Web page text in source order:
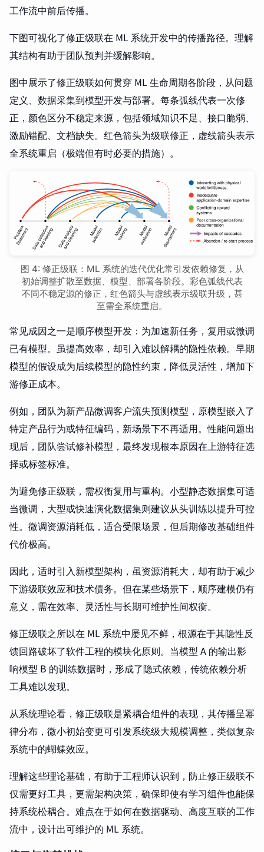
工作流中前后传播。
下图可视化了修正级联在 ML 系统开发中的传播路径。理解
其结构有助于团队预判并缓解影响。
图中展示了修正级联如何贯穿 ML 生命周期各阶段，从问题
定义、数据采集到模型开发与部署。每条弧线代表一次修
正，颜色区分不稳定来源，包括领域知识不足、接口脆弱、
激励错配、文档缺失。红色箭头为级联修正，虚线箭头表示
全系统重启（极端但有时必要的措施）。
图 4: 修正级联：ML 系统的迭代优化常引发依赖修复，从
初始调整扩散至数据、模型、部署各阶段。彩色弧线代表
不同不稳定源的修正，红色箭头与虚线表示级联升级，甚
至需全系统重启。
常见成因之一是顺序模型开发：为加速新任务，复用或微调
已有模型。虽提高效率，却引入难以解耦的隐性依赖。早期
模型的假设成为后续模型的隐性约束，降低灵活性，增加下
游修正成本。
例如，团队为新产品微调客户流失预测模型，原模型嵌入了
特定产品行为或特征编码，新场景下不再适用。性能问题出
现后，团队尝试修补模型，最终发现根本原因在上游特征选
择或标签标准。
为避免修正级联，需权衡复用与重构。小型静态数据集可适
当微调，大型或快速演化数据集则建议从头训练以提升可控
性。微调资源消耗低，适合受限场景，但后期修改基础组件
代价极高。
因此，适时引入新模型架构，虽资源消耗大，却有助于减少
下游级联效应和技术债务。但在某些场景下，顺序建模仍有
意义，需在效率、灵活性与长期可维护性间权衡。
修正级联之所以在 ML 系统中屡见不鲜，根源在于其隐性反
馈回路破坏了软件工程的模块化原则。当模型 A 的输出影
响模型 B 的训练数据时，形成了隐式依赖，传统依赖分析
工具难以发现。
从系统理论看，修正级联是紧耦合组件的表现，其传播呈幂
律分布，微小初始变更可引发系统级大规模调整，类似复杂
系统中的蝴蝶效应。
理解这些理论基础，有助于工程师认识到，防止修正级联不
仅需更好工具，更需架构决策，确保即使有学习组件也能保
持系统松耦合。难点在于如何在数据驱动、高度互联的工作
流中，设计出可维护的 ML 系统。